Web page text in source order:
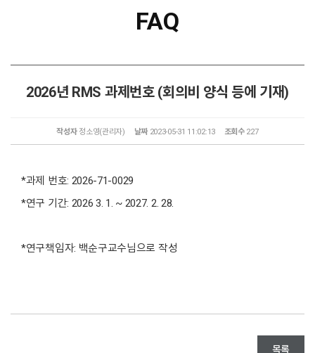
FAQ
2026년 RMS 과제번호 (회의비 양식 등에 기재)
작성자정소영(관리자) 날짜2023-05-31 11:02:13 조회수227
*과제 번호: 2026-71-0029
*연구 기간: 2026 3. 1. ~ 2027. 2. 28.
*연구책임자: 백순구교수님으로 작성
목록